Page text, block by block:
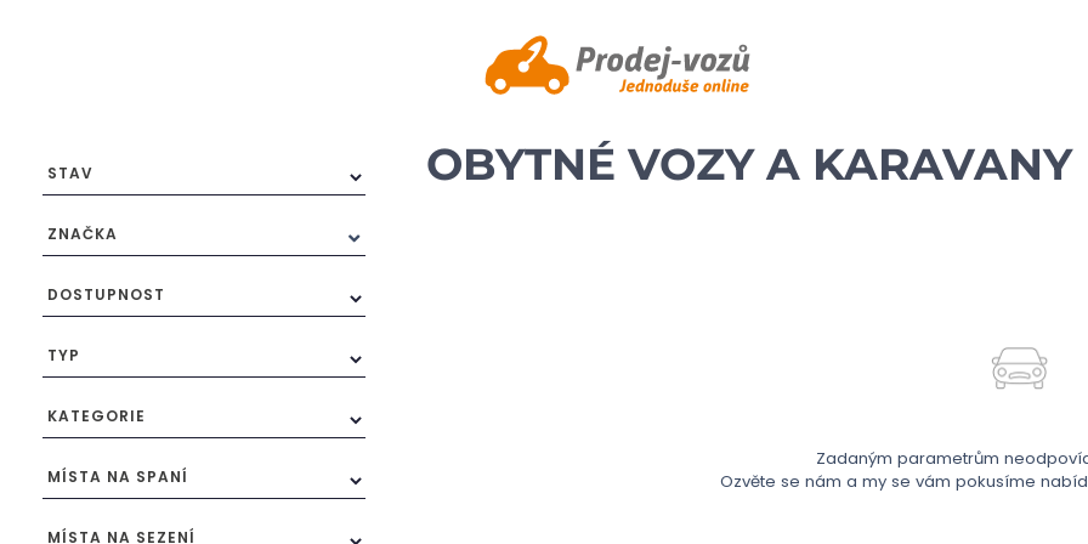
STAV
ZNAČKA
DOSTUPNOST
TYP
KATEGORIE
MÍSTA NA SPANÍ
MÍSTA NA SEZENÍ
OBYTNÉ VOZY A KARAVANY
Zadaným parametrům
Ozvěte se nám a my se vám pokusíme